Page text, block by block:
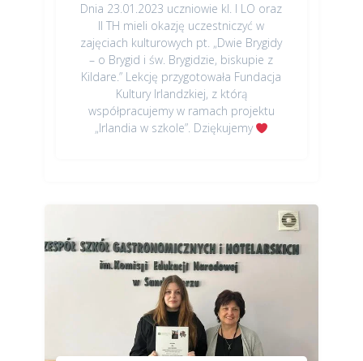
Dnia 23.01.2023 uczniowie kl. I LO oraz
II TH mieli okazję uczestniczyć w
zajęciach kulturowych pt. „Dwie Brygidy
– o Brygid i św. Brygidzie, biskupie z
Kildare.” Lekcję przygotowała Fundacja
Kultury Irlandzkiej, z którą
współpracujemy w ramach projektu
„Irlandia w szkole”. Dziękujemy